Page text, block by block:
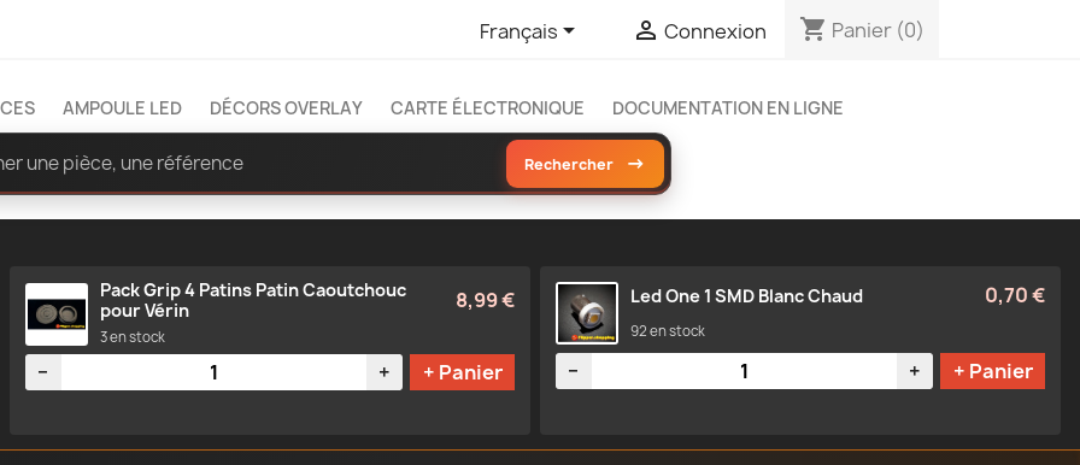
Français  Connexion shopping_cart Panier (0)
AMPOULE LED DÉCORS OVERLAY CARTE ÉLECTRONIQUE DOCUMENTATION EN LIGNE
Rechercher →
Pack Grip 4 Patins Patin Caoutchouc
pour Vérin
8,99 €
3 en stock
Quantité
− + + Panier
Led One 1 SMD Blanc Chaud 0,70 €
92 en stock
Quantité
− + + Panier